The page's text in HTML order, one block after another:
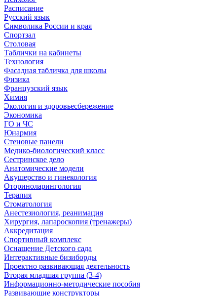
Расписание
Русский язык
Символика России и края
Спортзал
Столовая
Таблички на кабинеты
Технология
Фасадная табличка для школы
Физика
Французский язык
Химия
Экология и здоровьесбережение
Экономика
ГО и ЧС
Юнармия
Стеновые панели
Медико-биологический класс
Сестринское дело
Анатомические модели
Акушерство и гинекология
Оториноларингология
Терапия
Стоматология
Анестезиология, реанимация
Хирургия, лапароскопия (тренажеры)
Аккредитация
Спортивный комплекс
Оснащение Детского сада
Интерактивные бизиборды
Проектно развивающая деятельность
Вторая младшая группа (3-4)
Информационно-методические пособия
Развивающие конструкторы